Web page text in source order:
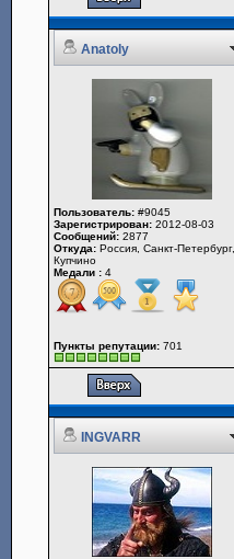
Anatoly
Пользователь: #9045
Зарегистрирован: 2012-08-03
Сообщений: 2877
Откуда: Россия, Санкт-Петербург,
Купчино
Медали : 4
Пункты репутации: 701
INGVARR